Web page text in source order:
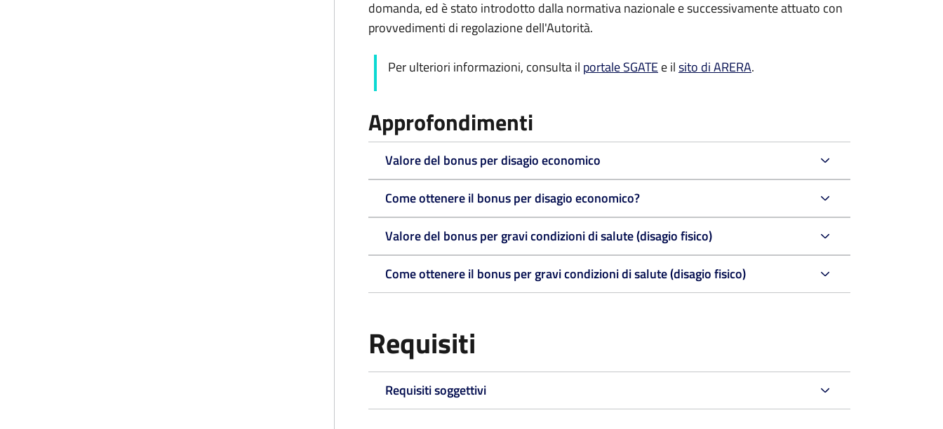
domanda, ed èstato introdotto dalla normativa nazionale e successivamente attuato con
provvedimenti di regolazione dell'Autorità.
Per ulteriori informazioni, consulta il portale SGATEe ilsito di ARERA.
Approfondimenti
Valore del bonus per disagio economico
Come ottenere il bonus per disagio economico?
Valore del bonus per gravi condizioni di salute (disagio fisico)
Come ottenere il bonus per gravi condizioni di salute (disagio fisico)
Requisiti
Requisiti soggettivi